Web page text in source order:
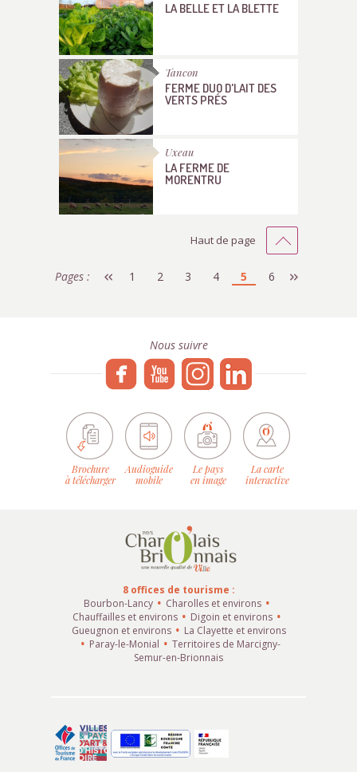
LA BELLE ET LA BLETTE
Tancon
FERME DUO D'LAIT DES
VERTS PRÉS
Uxeau
LA FERME DE
MORENTRU
Haut de page
Pages : 1 2 3 4 5 6
Nous suivre
Brochure
à télécharger
Audioguide
mobile
Le pays
en image
La carte
interactive
8 offices de tourisme :
Bourbon-Lancy
Charolles et environs
Chauffailles et environs
Digoin et environs
Gueugnon et environs
La Clayette et environs
Paray-le-Monial
Territoires de Marcigny-
Semur-en-Brionnais